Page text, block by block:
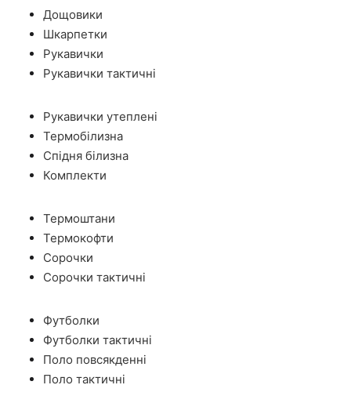
Дощовики
Шкарпетки
Рукавички
Рукавички тактичні
Рукавички утеплені
Термобілизна
Спідня білизна
Комплекти
Термоштани
Термокофти
Сорочки
Сорочки тактичні
Футболки
Футболки тактичні
Поло повсякденні
Поло тактичні